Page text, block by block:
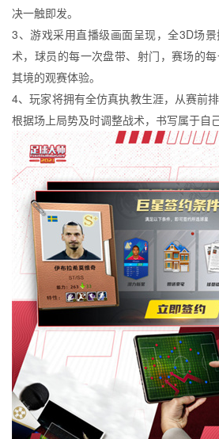
决一触即发。
3、游戏采用直播级画面呈现，全3D场
术，球员的每一次盘带、射门，赛场的
其境的观赛体验。
4、玩家将拥有全仿真执教生涯，从赛前
根据场上局势及时调整战术，书写属于自